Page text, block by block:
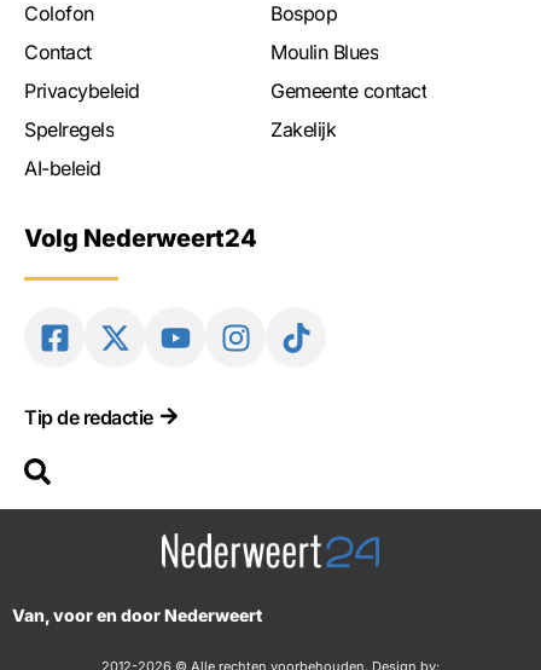
Colofon
Contact
Privacybeleid
Spelregels
AI-beleid
Bospop
Moulin Blues
Gemeente contact
Zakelijk
Volg Nederweert24
Tip de redactie
Van, voor en door Nederweert
2012-2026 © Alle rechten voorbehouden. Design by: